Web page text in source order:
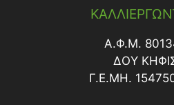
Α.Φ.Μ.
ΔΟY
Γ.Ε.ΜΗ.